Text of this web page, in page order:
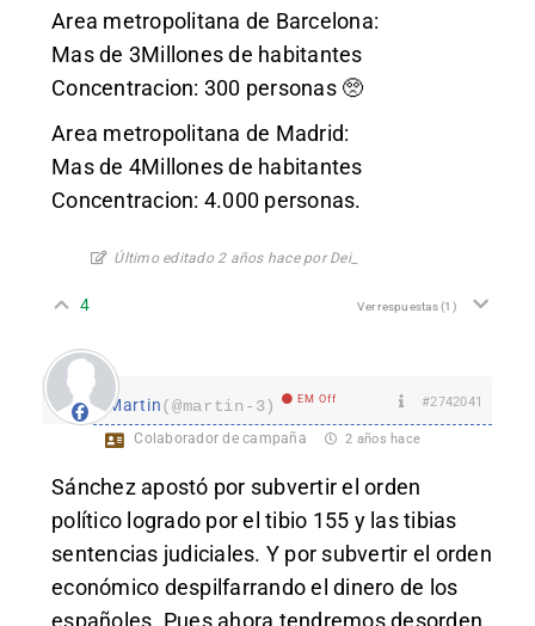
Area metropolitana de Barcelona:
Mas de 3Millones de habitantes
Concentracion: 300 personas 🥺
Area metropolitana de Madrid:
Mas de 4Millones de habitantes
Concentracion: 4.000 personas.
Último editado 2 años hace por Dei_
4 Ver respuestas(1)
Martin(@martin-3) EM Off #2742041
Colaborador de campaña 2 años hace
Sánchez apostó por subvertir el orden
político logrado por el tibio 155 y las tibias
sentencias judiciales. Y por subvertir el orden
económico despilfarrando el dinero de los
españoles. Pues ahora tendremos desorden